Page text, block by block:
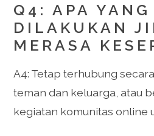
Q4: APA YANG
DILAKUKAN
MERASA
A4: Tetap terhubung
teman dan keluarga, atau
kegiatan komunitas online